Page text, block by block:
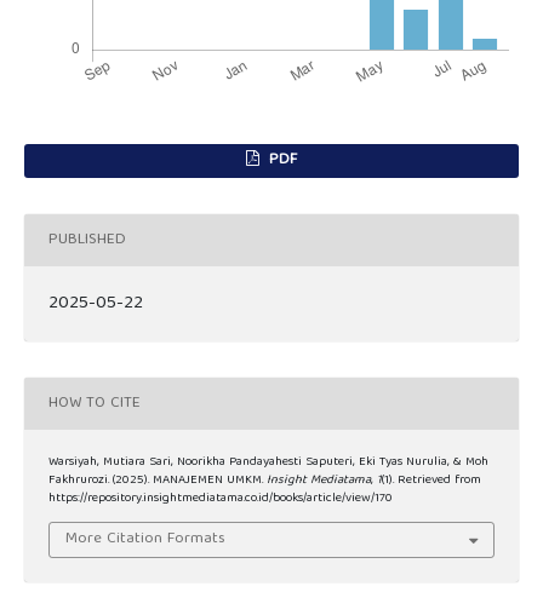
PDF
PUBLISHED
2025-05-22
HOW TO CITE
Warsiyah, Mutiara Sari, Noorikha Pandayahesti Saputeri, Eki Tyas Nurulia, & Moh
Fakhrurozi. (2025). MANAJEMEN UMKM.Insight Mediatama, 1(1). Retrieved from
https://repository.insightmediatama.co.id/books/article/view/170
More Citation Formats